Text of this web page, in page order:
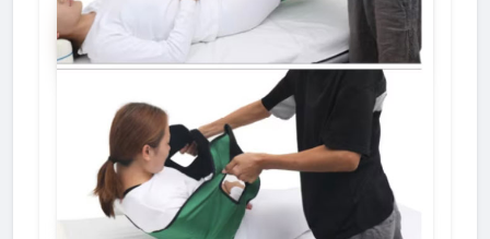
86favorite 97shopping_basket